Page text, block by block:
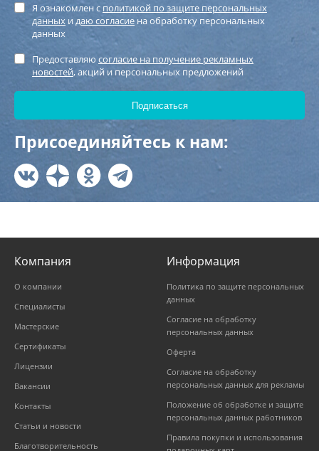
Я ознакомлен с политикой по защите персональных
данных идаю согласие на обработку персональных
данных
Предоставляю согласие на получение рекламных
новостей, акций и персональных предложений
Присоединяйтесь к нам:
Компания
О компании
Специалисты
Мастерские
Сертификаты
Лицензии
Вакансии
Контакты
Статьи и новости
Благотворительность
Информация
Политика по защите персональных
данных
Согласие на обработку
персональных данных
Оферта
Согласие на обработку
персональных данных для рекламы
Положение об обработке и защите
персональных данных работников
Правила покупки и использования